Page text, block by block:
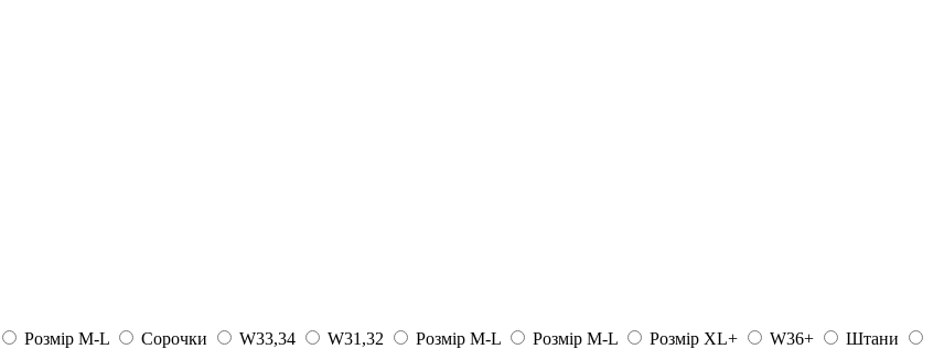
Розмір M-L Сорочки W33,34 W31,32 Розмір M-L Розмір M-L Розмір XL+ W36+
Штани